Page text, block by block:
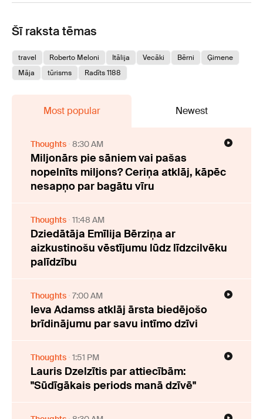
Šī raksta tēmas
travel Roberto Meloni Itālija Vecāki Bērni
Ģimene
Māja
tūrisms Radīts 1188
Most popular Newest
Thoughts 8:30 AM
Miljonārs pie sāniem vai pašas
nopelnīts miljons? Ceriņa atklāj, kāpēc
nesapņo par bagātu vīru
Thoughts 11:48 AM
Dziedātāja Emīlija Bērziņa ar
aizkustinošu vēstījumu lūdz līdzcilvēku
palīdzību
Thoughts 7:00 AM
Ieva Adamss atklāj ārsta biedējošo
brīdinājumu par savu intīmo dzīvi
Thoughts 1:51 PM
Lauris Dzelzītis par attiecībām:
"Sūdīgākais periods manā dzīvē"